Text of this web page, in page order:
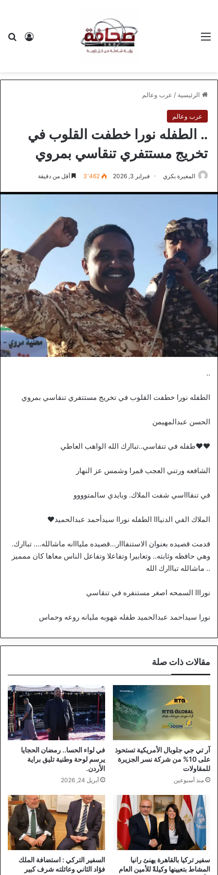
الرئيسية / عرب وعالم
عرب وعالم
.. الطفله نورا خطفت القلوب في
تخريج مستتفري تنقاسي بمروي
المغيرة بكري فبراير 3, 2026 3٬462 أقل من دقيقة
..
الطفله نورا خطفت القلوب في تخريج مستتفري تنقاسي بمروي
الحسن عبدالمهيمن
♥️♥️طفله في تنقاسي..تباارك الله الواهب العاطي
الشافعه ورتني العجب قمرا وشمس عز النهار
في تنقاااسي شفت الملاك. وبايدي سالمتوووو
الملاك الفي الدنيااا الطفله نوراا سيدأحمد عبدالحميد♥️
قدمت قصيده بعنوان الاستنفااار…قصيده مليااانه ماشالله…. تباارك.
وهي حافظه وثابته.. وتعابيرا وتفاعلا وتفاعل الناس معاها كان ممميز
.. ماشالله تبااارك الله
نورااا السمحه اصغر مستنفره في تنقاسي
نورا سيداحمد عبدالحميد طفله مَهوبه مليانه روعه وحماس
مقالات ذات صلة
آر تي جي جلوبال الأمريكية تستحوذ
على 10% من شركة نسر الجزيرة
للمقاولات
منذ أسبوعين
في لواء الحسا.. رمضان الحجايا
يرسم لوحة وطنية تليق براية
الأردن.
أبريل 24, 2026
سفير تركيا بالقاهرة يهنئ رانيا
المشاط بتعيينها وكيلةً للأمين العام
السفير التركي : استضافة الملك
فؤاد الثاني وعائلته شرف كبير